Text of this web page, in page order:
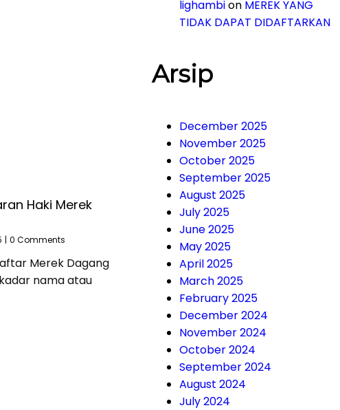
Haki Merek
| 0 Comments
Merek Dagang
nama atau
lighambion MEREK YANG
TIDAK DAPAT DIDAFTARKAN
Arsip
December 2025
November 2025
October 2025
September 2025
August 2025
July 2025
June 2025
May 2025
April 2025
March 2025
February 2025
December 2024
November 2024
October 2024
September 2024
August 2024
July 2024